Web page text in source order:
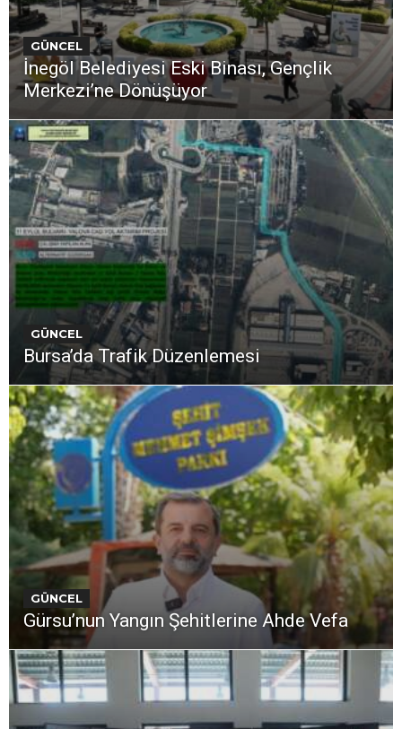
GÜNCEL
İnegöl Belediyesi Eski Binası, Gençlik
Merkezi’ne Dönüşüyor
GÜNCEL
Bursa’da Trafik Düzenlemesi
GÜNCEL
Gürsu’nun Yangın Şehitlerine Ahde Vefa